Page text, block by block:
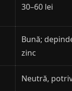
30–60 lei
Bună;
zinc
Neutră,